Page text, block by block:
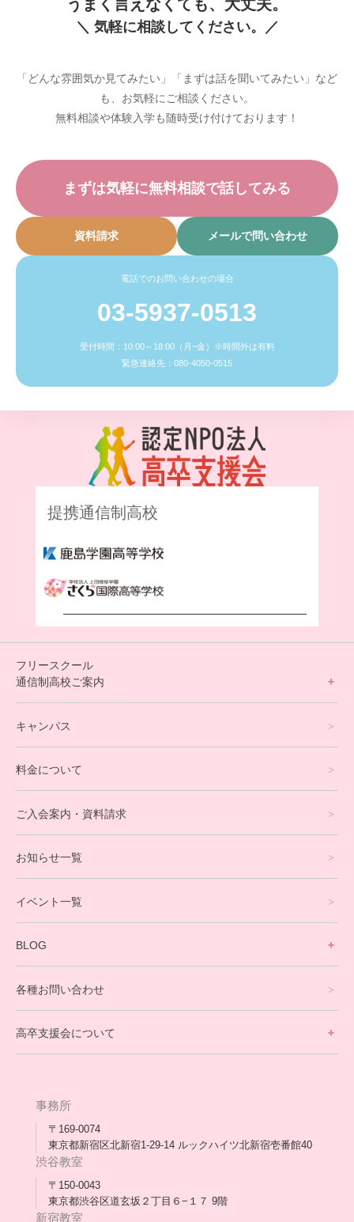
うまく言えなくても、大丈夫。
＼ 気軽に相談してください。／
「どんな雰囲気か見てみたい」「まずは話を聞いてみたい」など
も、お気軽にご相談ください。
無料相談や体験入学も随時受け付けております！
まずは気軽に無料相談で話してみる
資料請求 メールで問い合わせ
電話でのお問い合わせの場合
03-5937-0513
受付時間：10:00～18:00（月~金）※時間外は有料
緊急連絡先：080-4050-0515
提携通信制高校
フリースクール
通信制高校ご案内
オンラインコース
eスポーツコース
就労支援コース
英会話・海外留学コース
寮生活サポート
卒業生の今
[家庭訪問カウンセリング]
キャンパス
料金について
ご入会案内・資料請求
お知らせ一覧
イベント一覧
BLOG
保護者交流だより一覧
会長コラム一覧
各種お問い合わせ
高卒支援会について
メディア出演
スタッフ紹介
事務所
〒169-0074
東京都新宿区北新宿1-29-14 ルックハイツ北新宿壱番館40
渋谷教室
〒150-0043
東京都渋谷区道玄坂２丁目６−１７ 9階
新宿教室